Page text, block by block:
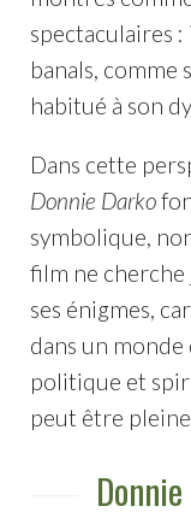
spectaculaires
banals, comme
habitué à son
Dans cette
Donnie Darko
symbolique,
film ne cherche
ses énigmes,
dans un
politique et
peut être